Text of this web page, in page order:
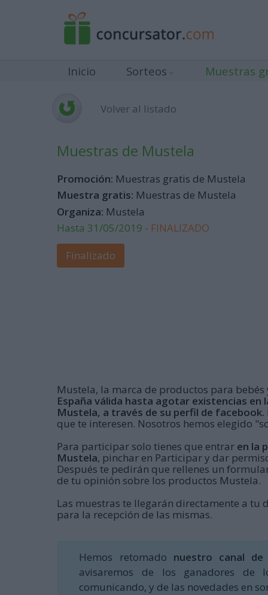
Inicio Sorteos Muestras
Volver al listado
Muestras de Mustela
Promoción: Muestras gratis de Mustela
Muestra gratis: Muestras de Mustela
Organiza: Mustela
Hasta 31/05/2019 - FINALIZADO
Finalizado
Mustela, la marca de productos para bebés
España válida hasta agotar existencias
Mustela, a través de su perfil de facebook.
que te interesen. Nosotros hemos elegido
Para participar solo tienes que entrar en la
Mustela, pinchar en Participar y dar
Después te pedirán que rellenes un
de tu opinión sobre los productos Mustela.
Las muestras te llegarán directamente a
para la recepción de las mismas.
Hemos retomado nuestro canal de
avisaremos de los ganadores de
comunicando, y de las novedades en